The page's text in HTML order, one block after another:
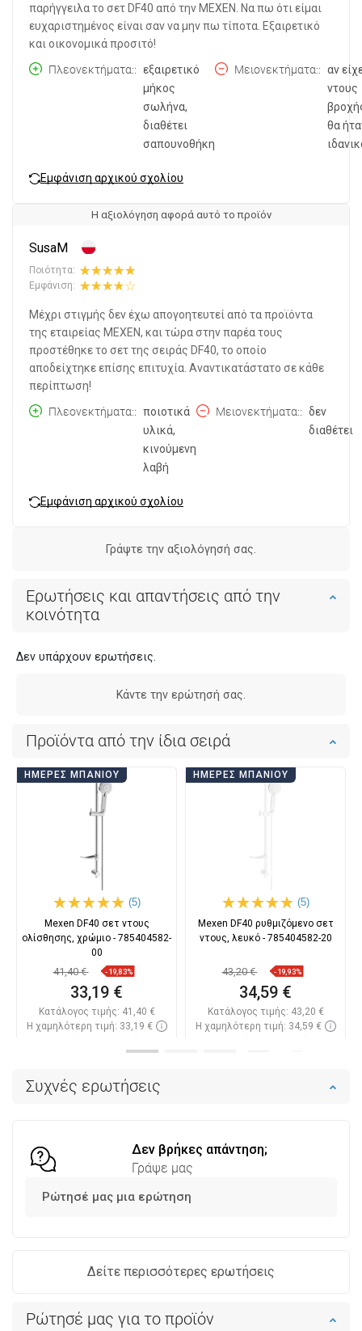
Συχνές ερωτήσεις
Δεν βρήκες απάντηση;
Γράψε μας
Ρώτησέ μας μια ερώτηση
Δείτε περισσότερες ερωτήσεις
παρήγγειλα το σετ DF40 από την MEXEN. Να πω ότι είμαι
ευχαριστημένος είναι σαν να μην πω τίποτα. Εξαιρετικό
και οικονομικά προσιτό!
Πλεονεκτήματα:
εξαιρετικό
μήκος
σωλήνα,
διαθέτει
σαπουνοθήκη
Μειονεκτήματα:
αν
ντους
θα
Εμφάνιση αρχικού σχολίου
Η αξιολόγηση αφορά αυτό το προϊόν
SusaM
Ποιότητα:
Εμφάνιση:
Μέχρι στιγμής δεν έχω απογοητευτεί από τα προϊόντα
της εταιρείας MEXEN, και τώρα στην παρέα τους
προστέθηκε το σετ της σειράς DF40, το οποίο
αποδείχτηκε επίσης επιτυχία. Αναντικατάστατο σε κάθε
περίπτωση!
Πλεονεκτήματα:
ποιοτικά
υλικά,
κινούμενη
λαβή
Μειονεκτήματα:
δεν
διαθέτει
Εμφάνιση αρχικού σχολίου
Γράψτε την αξιολόγησή σας.
Ερωτήσεις και απαντήσεις από την
κοινότητα
Δεν υπάρχουν ερωτήσεις.
Κάντε την ερώτησή σας.
Ρώτησέ μας για το προϊόν
Προϊόντα από την ίδια σειρά
ΗΜΈΡΕΣ ΜΠΆΝΙΟΥ
(5)
Mexen DF40 σετ ντους
ολίσθησης, χρώμιο - 785404582-
00
41,40 € -19,83%
33,19 €
Κατάλογος τιμής: 41,40 €
Η χαμηλότερη τιμή: 33,19 €
ΗΜΈΡΕΣ ΜΠΆΝΙΟΥ
(5)
Mexen DF40 ρυθμιζόμενο σετ
ντους, λευκό - 785404582-20
43,20 € -19,93%
34,59 €
Κατάλογος τιμής: 43,20 €
Η χαμηλότερη τιμή: 34,59 €